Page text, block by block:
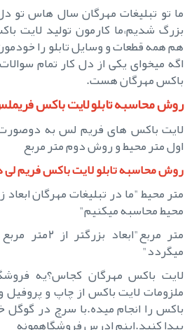
ما تو تبلیغات مهرگان سال هاس تو
بزرگ شدیم،ما کارمون تولید لایت
هم همه قطعات و وسایل تابلو را
اگه میخوای یکی از دل کار تمام
باکس مهرگان هست.
روش محاسبه تابلو لایت باکس
لایت باکس های فریم لس به
اول متر محیط و روش دوم متر مربع
روش محاسبه تابلو لایت باکس فریم لی
متر محیط "ما در تبلیغات مهرگان ابعاد
محیط محاسبه میکنیم"
متر
میگردد"
لایت باکس مهرگان کجاس؟یه
ملزومات لایت باکس از چاپ و
باکس را انجام میده.با سرچ در گوگل
پیدا کنید.اینم ادرس فروشگاهمونه